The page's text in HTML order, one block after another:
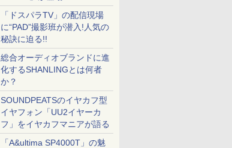
「ドスパラTV」の配信現場
に“PAD”撮影班が潜入!人気の
秘訣に迫る!!
総合オーディオブランドに進
化するSHANLINGとは何者
か？
SOUNDPEATSのイヤカフ型
イヤフォン「UU2イヤーカ
フ」をイヤカフマニアが語る
「A&ultima SP4000T」の魅